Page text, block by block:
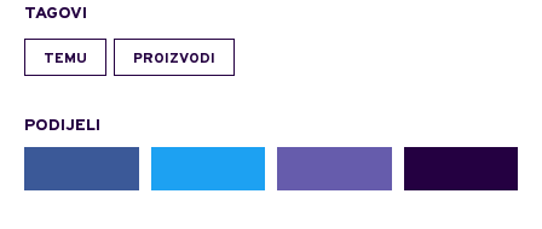
TAGOVI
TEMU PROIZVODI
PODIJELI